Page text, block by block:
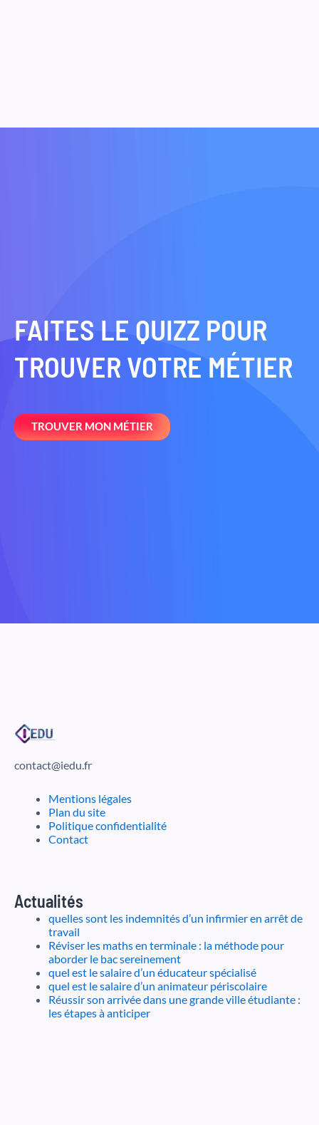
FAITES LE QUIZZ POUR
TROUVER VOTRE MÉTIER
TROUVER MON MÉTIER
contact@iedu.fr
Mentions légales
Plan du site
Politique confidentialité
Contact
Actualités
quelles sont les indemnités d’un infirmier en arrêt de
travail
Réviser les maths en terminale : la méthode pour
aborder le bac sereinement
quel est le salaire d’un éducateur spécialisé
quel est le salaire d’un animateur périscolaire
Réussir son arrivée dans une grande ville étudiante :
les étapes à anticiper